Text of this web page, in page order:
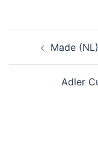
Made
Adler